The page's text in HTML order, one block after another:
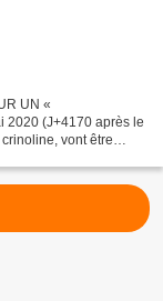
UN «
2020 (J+4170 après le
vont être